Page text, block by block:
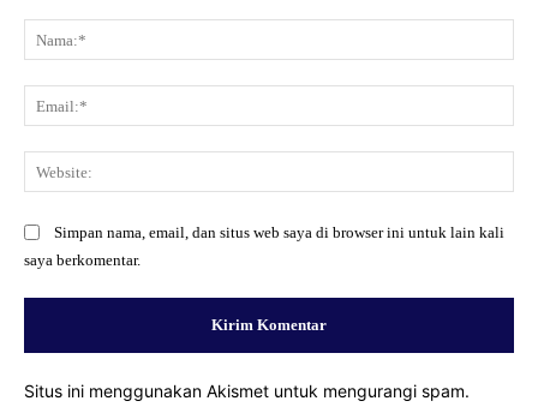
Simpan nama, email, dan situs web saya di browser ini untuk lain kali
saya berkomentar.
Situs ini menggunakan Akismet untuk mengurangi spam.